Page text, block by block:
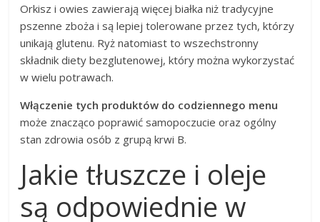
Orkisz i owies zawierają więcej białka niż tradycyjne
pszenne zboża i są lepiej tolerowane przez tych, którzy
unikają glutenu. Ryż natomiast to wszechstronny
składnik diety bezglutenowej, który można wykorzystać
w wielu potrawach.
Włączenie tych produktów do codziennego menu
może znacząco poprawić samopoczucie oraz ogólny
stan zdrowia osób z grupą krwi B.
Jakie tłuszcze i oleje
są odpowiednie w